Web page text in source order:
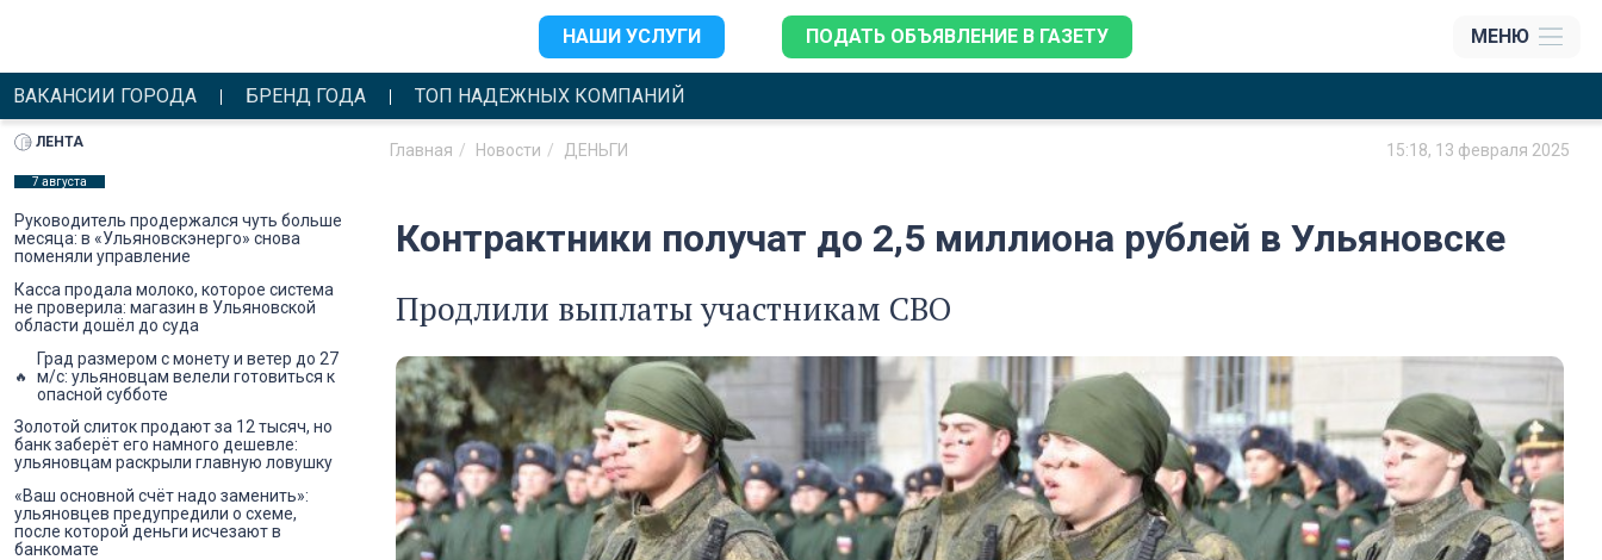
НАШИ УСЛУГИ ПОДАТЬ ОБЪЯВЛЕНИЕ В ГАЗЕТУ МЕНЮ
ВАКАНСИИ ГОРОДА БРЕНД ГОДА ТОП НАДЕЖНЫХ КОМПАНИЙ
Главная Новости ДЕНЬГИ 15:18, 13 февраля 2025
Контрактники получат до 2,5 миллиона рублей в Ульяновске
Продлили выплаты участникам СВО
ЛЕНТА
7 августа
Руководитель продержался чуть больше
месяца: в «Ульяновскэнерго» снова
поменяли управление
Касса продала молоко, которое система
не проверила: магазин в Ульяновской
области дошёл до суда
Град размером с монету и ветер до 27
м/с: ульяновцам велели готовиться к
опасной субботе
Золотой слиток продают за 12 тысяч, но
банк заберёт его намного дешевле:
ульяновцам раскрыли главную ловушку
«Ваш основной счёт надо заменить»:
ульяновцев предупредили о схеме,
после которой деньги исчезают в
банкомате